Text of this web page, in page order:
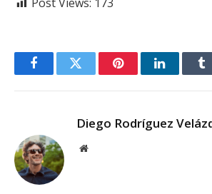
FacebookTwitter PinterestLinkedIn
Diego Rodríguez
Website